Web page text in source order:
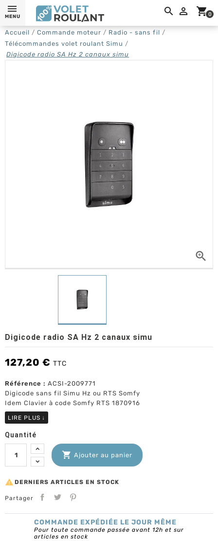
 shopping_cart0
MENU
Accueil Commande moteur
Radio - sans fil
Télécommandes volet roulant Simu
Digicode radio SA Hz 2 canaux simu

Digicode radio SA Hz 2 canaux simu
127,20 € TTC
Référence : ACSI-2009771
Digicode sans fil Simu Hz ou RTS Somfy
Idem Clavier à code Somfy RTS 1870916
LIRE PLUS ↓
Quantité
 Ajouter au panier
 DERNIERS ARTICLES EN STOCK
Partager
COMMANDE EXPÉDIÉE LE JOUR MÊME
Pour toute commande passée avant 12h et sur
articles en stock